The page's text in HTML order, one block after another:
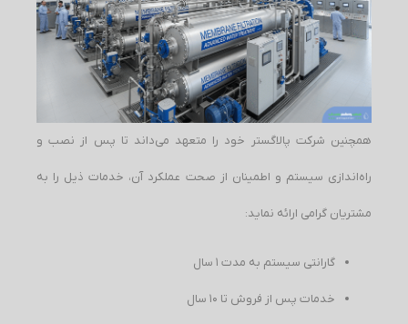
همچنین شرکت پالاگستر خود را متعهد می‌داند تا پس از نصب و
راه‌اندازی سیستم و اطمینان از صحت عملکرد آن، خدمات ذیل را به
مشتریان گرامی ارائه نماید:
‌گارانتی سیستم به مدت 1 سال
‌خدمات پس از فروش تا 10 سال